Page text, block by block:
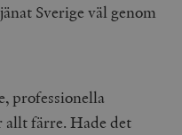
Sverige väl genom
professionella
allt färre. Hade det